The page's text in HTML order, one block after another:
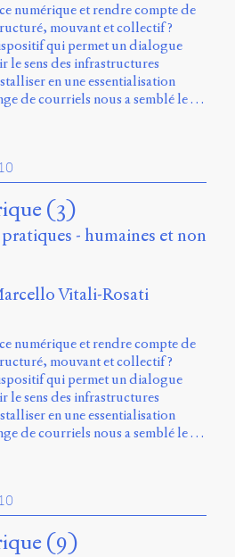
numérique et rendre compte de
mouvant et collectif ?
qui permet un dialogue
le sens des infrastructures
en une essentialisation
de courriels nous a semblé le …
(3)
- humaines et non
Vitali-Rosati
numérique et rendre compte de
mouvant et collectif ?
qui permet un dialogue
le sens des infrastructures
en une essentialisation
de courriels nous a semblé le …
(9)